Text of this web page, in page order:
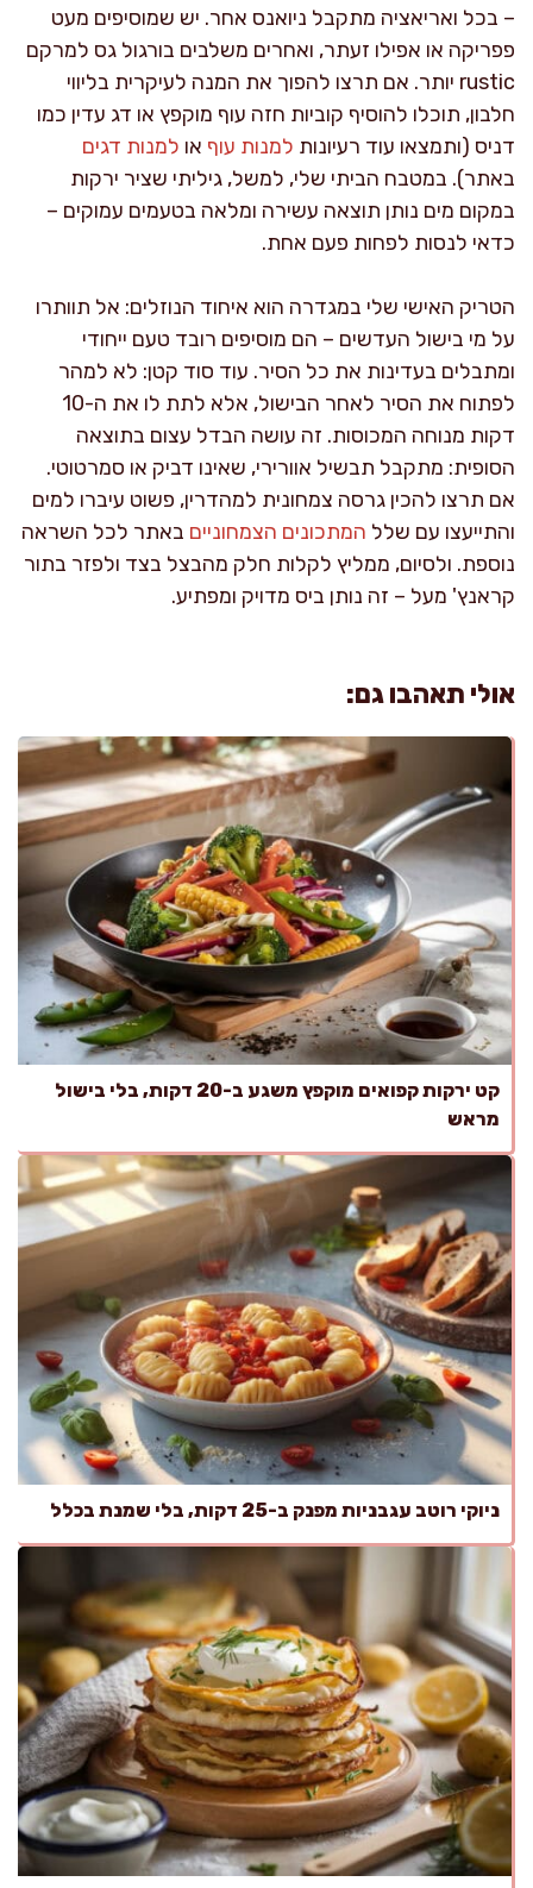
– בכל ואריאציה מתקבל ניואנס אחר. יש שמוסיפים מעט
פפריקה או אפילו זעתר, ואחרים משלבים בורגול גס למרקם
rustic יותר. אם תרצו להפוך את המנה לעיקרית בליווי
חלבון, תוכלו להוסיף קוביות חזה עוף מוקפץ או דג עדין כמו
דניס (ותמצאו עוד רעיונות למנות עוף או למנות דגים
באתר). במטבח הביתי שלי, למשל, גיליתי שציר ירקות
במקום מים נותן תוצאה עשירה ומלאה בטעמים עמוקים –
כדאי לנסות לפחות פעם אחת.
הטריק האישי שלי במגדרה הוא איחוד הנוזלים: אל תוותרו
על מי בישול העדשים – הם מוסיפים רובד טעם ייחודי
ומתבלים בעדינות את כל הסיר. עוד סוד קטן: לא למהר
לפתוח את הסיר לאחר הבישול, אלא לתת לו את ה-10
דקות מנוחה המכוסות. זה עושה הבדל עצום בתוצאה
הסופית: מתקבל תבשיל אוורירי, שאינו דביק או סמרטוטי.
אם תרצו להכין גרסה צמחונית למהדרין, פשוט עיברו למים
והתייעצו עם שלל המתכונים הצמחוניים באתר לכל השראה
נוספת. ולסיום, ממליץ לקלות חלק מהבצל בצד ולפזר בתור
קראנץ' מעל – זה נותן ביס מדויק ומפתיע.
אולי תאהבו גם:
קט ירקות קפואים מוקפץ משגע ב-20 דקות, בלי בישול
מראש
ניוקי רוטב עגבניות מפנק ב-25 דקות, בלי שמנת בכלל